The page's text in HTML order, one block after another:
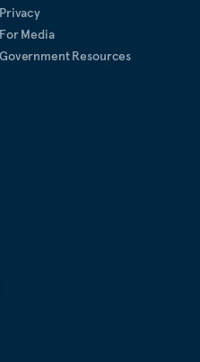
共电视网（PBS）《新
Privacy
For Media
Government Resources